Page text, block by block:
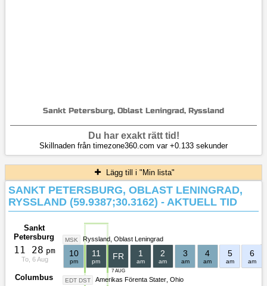
Sankt Petersburg, Oblast Leningrad, Ryssland
Du har exakt rätt tid!
Skillnaden från timezone360.com var +0.133 sekunder
Lägg till i "Min lista"
SANKT PETERSBURG, OBLAST LENINGRAD,
RYSSLAND (59.9387;30.3162) - AKTUELL TID
Sankt
Petersburg
MSK Ryssland Oblast Leningrad
11 28 pm
To, 6 Aug
10
pm
11
pm
7 AUG
FR 1
am
2
am
3
am
4
am
5
am
6
am
Columbus EDT DST Amerikas Förenta Stater Ohio